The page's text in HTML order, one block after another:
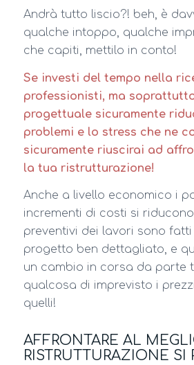
Andrà tutto liscio?! beh, è
qualche intoppo, qualche
che capiti, mettilo in conto!
Se investi del tempo nella
professionisti, ma
progettuale sicuramente
problemi e lo stress che ne
sicuramente riuscirai ad
la tua ristrutturazione!
Anche a livello economico i
incrementi di costi si
preventivi dei lavori sono
progetto ben dettagliato, e
un cambio in corsa da parte
qualcosa di imprevisto i
quelli!
AFFRONTARE AL
RISTRUTTURAZIONE SI